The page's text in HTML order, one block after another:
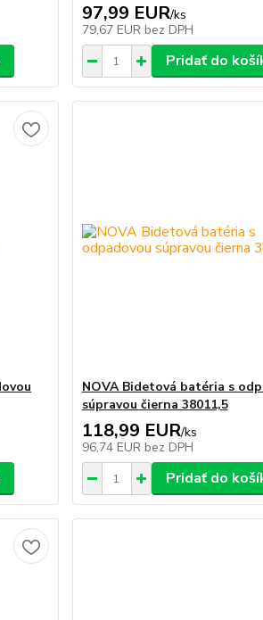
97,99 EUR/ks
79,67 EUR bez DPH
Pridať do
NOVA Bidetová batéria s
súpravou čierna 38011,5
118,99 EUR/ks
96,74 EUR bez DPH
Pridať do